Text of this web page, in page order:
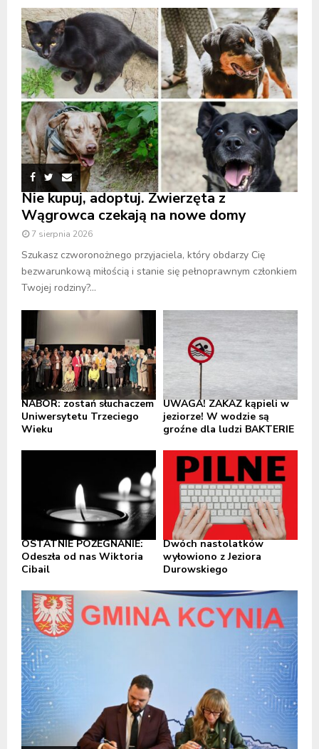
Nie kupuj, adoptuj. Zwierzęta z
Wągrowca czekają na nowe domy
7 sierpnia 2026
Szukasz czworonożnego przyjaciela, który obdarzy Cię
bezwarunkową miłością i stanie się pełnoprawnym członkiem
Twojej rodziny?...
NABÓR: zostań słuchaczem
Uniwersytetu Trzeciego
Wieku
UWAGA! ZAKAZ kąpieli w
jeziorze! W wodzie są
groźne dla ludzi BAKTERIE
OSTATNIE POŻEGNANIE:
Odeszła od nas Wiktoria
Cibail
Dwóch nastolatków
wyłowiono z Jeziora
Durowskiego